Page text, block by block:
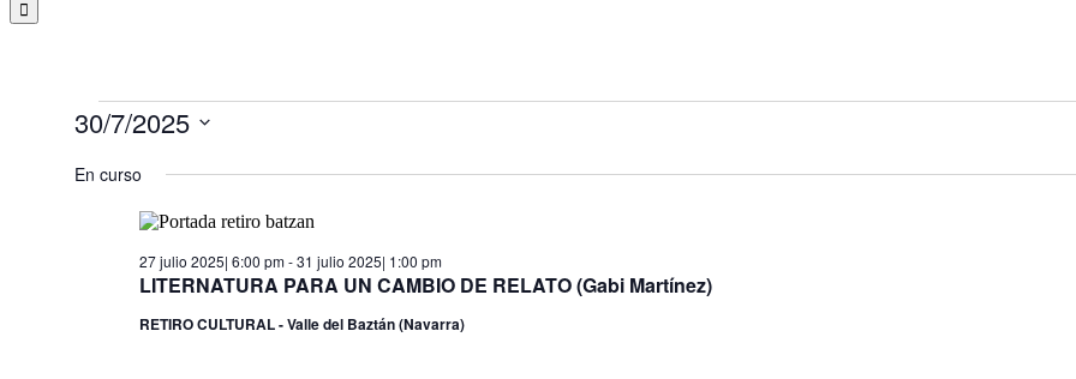

Eventos
30
30/7/2025
la
En curso
LITERNATURA PARA UN CAMBIO DE RELATO (Gabi Martínez)
27 julio 2025| 6:00 pm-31 julio 2025| 1:00 pm
RETIRO CULTURAL - Valle del Baztán (Navarra)